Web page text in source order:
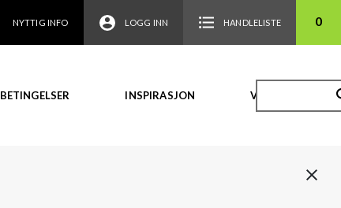
NYTTIG INFO LOGG INN HANDLELISTE 0
BETINGELSER INSPIRASJON VIDEO